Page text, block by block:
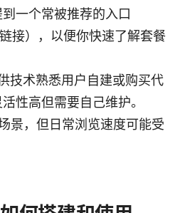
一个常被推荐的入口
接），以便你快速了解套餐
技术熟悉用户自建或购买代
性高但需要自己维护。
景，但日常浏览速度可能受